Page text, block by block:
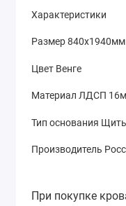
Характеристики
Размер 840х1940мм
Цвет Венге
Материал ЛДСП
Тип основания
Производитель
При покупке